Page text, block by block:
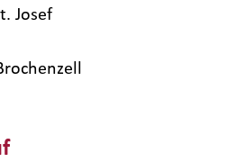
Josef